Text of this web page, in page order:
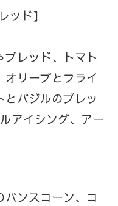
ッド】
レッド、トマト
オリーブとフライ
とバジルのブレッ
アイシング、アー
ンスコーン、コ